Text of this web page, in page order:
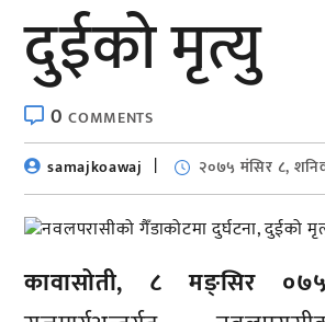
दुईको मृत्यु
0COMMENTS
samajkoawaj
२०७५ मंसिर ८,
कावासोती, ८ मङ्सिर